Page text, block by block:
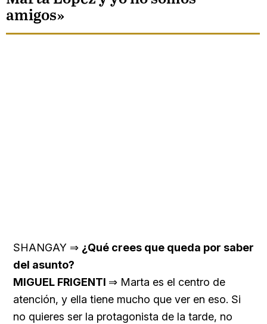
amigos»
SHANGAY ⇒ ¿Qué crees que queda por saber
del asunto?
MIGUEL FRIGENTI ⇒ Marta es el centro de
atención, y ella tiene mucho que ver en eso. Si
no quieres ser la protagonista de la tarde, no